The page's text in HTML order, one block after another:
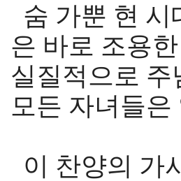
숨 가뿐 현
은 바로 조용
실질적으로
모든 자녀들
이 찬양의 가